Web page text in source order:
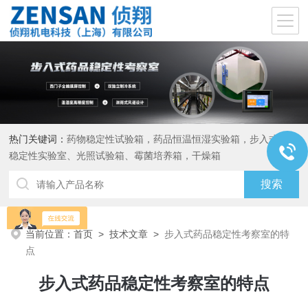
热门关键词：药物稳定性试验箱，药品恒温恒湿实验箱，步入式药品
稳定性实验室、光照试验箱、霉菌培养箱，干燥箱
当前位置：首页 >技术文章 >步入式药品稳定性考察室的特
点
步入式药品稳定性考察室的特点